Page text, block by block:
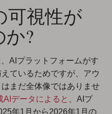
可視性が
?
AIプラットフォームがす
ているためですが、アウ
まだ全体像ではありませ
データによると
、AIプ
年1月から2026年1月の